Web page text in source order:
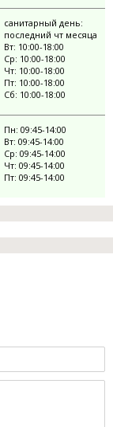
санитарный день:
последний чт месяца
Вт: 10:00-18:00
Ср: 10:00-18:00
Чт: 10:00-18:00
Пт: 10:00-18:00
Сб: 10:00-18:00
Пн: 09:45-14:00
Вт: 09:45-14:00
Ср: 09:45-14:00
Чт: 09:45-14:00
Пт: 09:45-14:00